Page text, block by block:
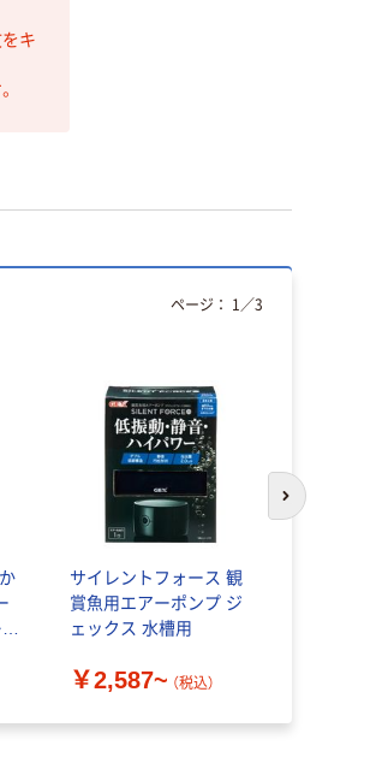
キ
サイレントフォース 観
賞魚用エアーポンプ ジ
ェックス 水槽用
￥2,587~ （税込）
ページ： 1 ／3
次のスライド